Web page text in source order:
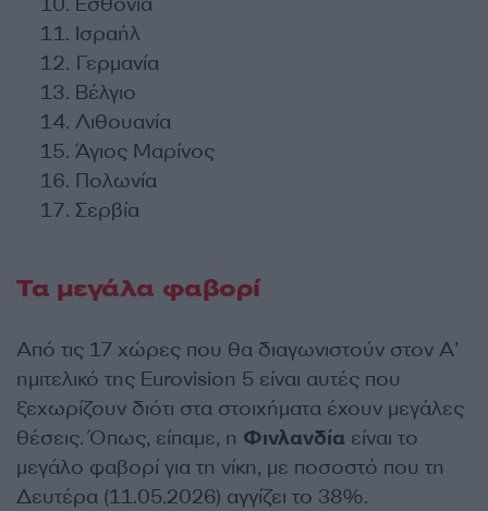
Ισραήλ
Γερμανία
Βέλγιο
Λιθουανία
Άγιος Μαρίνος
Πολωνία
Σερβία
Τα μεγάλα φαβορί
Από τις 17 χώρες που θα διαγωνιστούν στον Α’
ημιτελικό της Eurovision 5 είναι αυτές που
ξεχωρίζουν διότι στα στοιχήματα έχουν μεγάλες
θέσεις. Όπως, είπαμε, η Φινλανδία είναι το
μεγάλο φαβορί για τη νίκη, με ποσοστό που τη
Δευτέρα (11.05.2026) αγγίζει το 38%.